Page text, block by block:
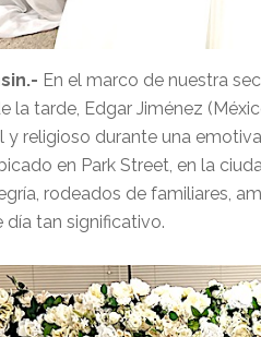
En el marco de nuestra
la tarde, Edgar Jiménez
y religioso durante una
en Park Street, en la
rodeados de familiares,
día tan significativo.